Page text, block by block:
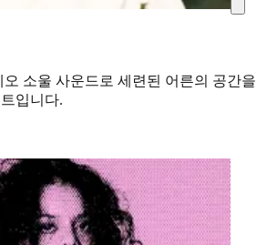
소울 사운드로 세련된 어른의 공간을
입니다.